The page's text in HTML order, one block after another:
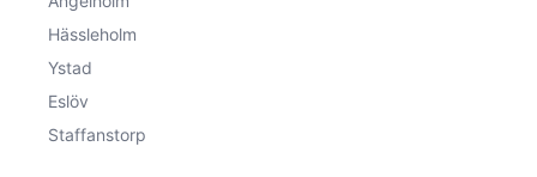
Hässleholm
Ystad
Eslöv
Staffanstorp